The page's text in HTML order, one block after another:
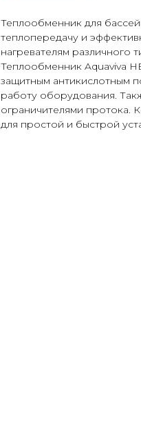
Теплообменник для
теплопередачу и
нагревателям различного
Теплообменник Aquaviva
защитным антикислотным
работу оборудования.
ограничителями протока.
для простой и быстрой